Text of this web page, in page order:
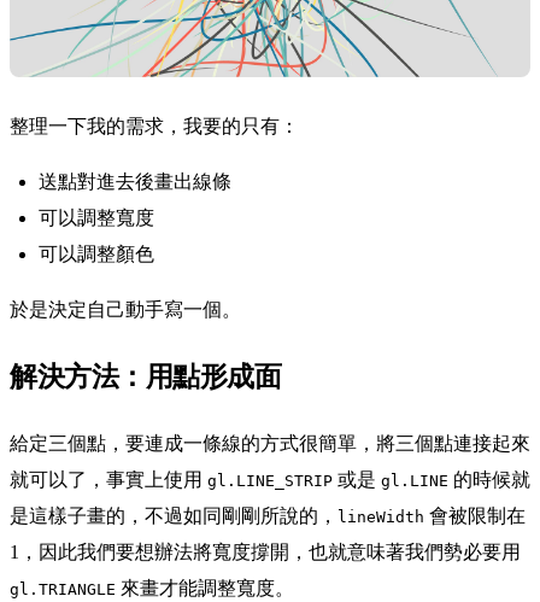
整理一下我的需求，我要的只有：
送點對進去後畫出線條
可以調整寬度
可以調整顏色
於是決定自己動手寫一個。
解決方法：用點形成面
給定三個點，要連成一條線的方式很簡單，將三個點連接起來
就可以了，事實上使用 gl.LINE_STRIP 或是 gl.LINE 的時候就
是這樣子畫的，不過如同剛剛所說的， lineWidth 會被限制在
1，因此我們要想辦法將寬度撐開，也就意味著我們勢必要用
gl.TRIANGLE 來畫才能調整寬度。